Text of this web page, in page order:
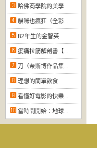
哈佛商學院的美學...
貓咪也瘋狂（全彩...
82年生的金智英
痠痛拉筋解剖書【...
刀（奈斯博作品集...
理想的簡單飲食
看懂好電影的快樂...
當時間開始：地球...